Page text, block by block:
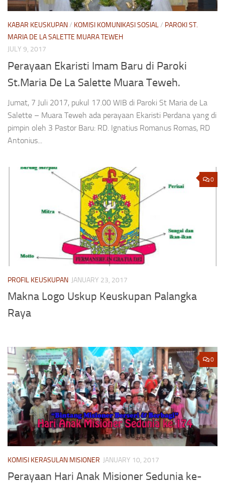
KABAR KEUSKUPAN/ KOMISI KOMUNIKASI SOSIAL/ PAROKI ST.
MARIA DE LA SALETTE MUARA TEWEH
JULY 9, 2017
Perayaan Ekaristi Imam Baru di Paroki
St.Maria De La Salette Muara Teweh.
Jumat, 7 Juli 2017, pukul 17.00 WIB di Paroki St Maria de La
Salette – Muara Teweh ada perayaan Ekaristi Perdana yang di
pimpin oleh 3 Pastor Baru: RD. Ignatius Romanus Romas, RD
Antonius...
0
PROFIL KEUSKUPAN JANUARY 23, 2017
Makna Logo Uskup Keuskupan Palangka
Raya
0
KOMISI KERASULAN MISIONER JANUARY 10, 2017
Perayaan Hari Anak Misioner Sedunia ke-